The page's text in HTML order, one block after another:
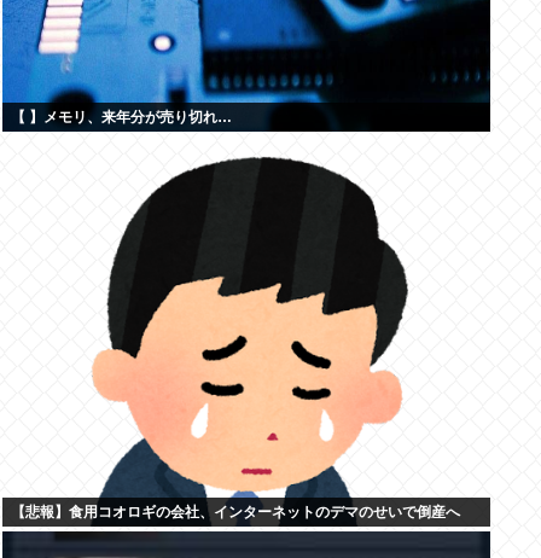
【 】メモリ、来年分が売り切れ…
【悲報】食用コオロギの会社、インターネットのデマのせいで倒産へ